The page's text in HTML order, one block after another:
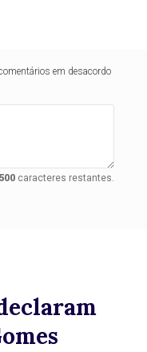
em desacordo
500caracteres restantes.